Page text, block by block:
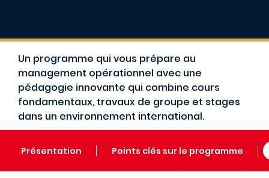
Un programme qui vous prépare au
management opérationnel avec une
pédagogie innovante qui combine cours
fondamentaux, travaux de groupe et stages
dans un environnement international.
Présentation Points clés sur le programme